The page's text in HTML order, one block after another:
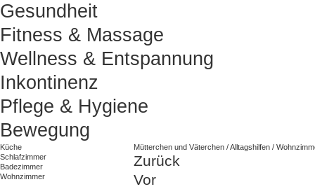
Gesundheit
Fitness & Massage
Wellness & Entspannung
Inkontinenz
Pflege & Hygiene
Bewegung
Küche
Schlafzimmer
Badezimmer
Wohnzimmer
Mütterchen und Väterchen /Alltagshilfen /
Zurück
Vor